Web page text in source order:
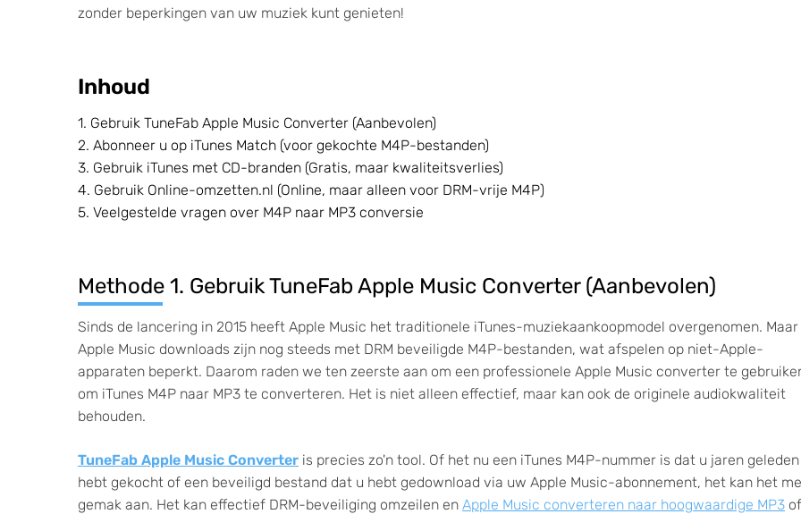
zonder beperkingen van uw muziek kunt genieten!
Inhoud
1. Gebruik TuneFab Apple Music Converter (Aanbevolen)
2. Abonneer u op iTunes Match (voor gekochte M4P-bestanden)
3. Gebruik iTunes met CD-branden (Gratis, maar kwaliteitsverlies)
4. Gebruik Online-omzetten.nl (Online, maar alleen voor DRM-vrije M4P)
5. Veelgestelde vragen over M4P naar MP3 conversie
Methode 1. Gebruik TuneFab Apple Music Converter (Aanbevolen)
Sinds de lancering in 2015 heeft Apple Music het traditionele iTunes-muziekaankoopmodel overgenomen. Maar
Apple Music downloads zijn nog steeds met DRM beveiligde M4P-bestanden, wat afspelen op niet-Apple-
apparaten beperkt. Daarom raden we ten zeerste aan om een professionele Apple Music converter te
om iTunes M4P naar MP3 te converteren. Het is niet alleen effectief, maar kan ook de originele audiokwaliteit
behouden.
TuneFab Apple Music Converter is precies zo'n tool. Of het nu een iTunes M4P-nummer is dat u jaren geleden
hebt gekocht of een beveiligd bestand dat u hebt gedownload via uw Apple Music-abonnement, het kan het
gemak aan. Het kan effectief DRM-beveiliging omzeilen en Apple Music converteren naar hoogwaardige MP3 of